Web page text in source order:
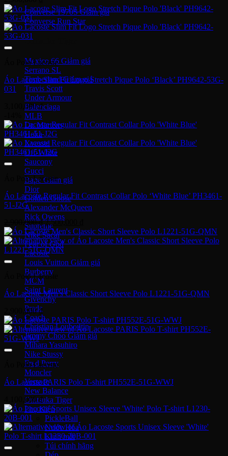
Converse 1970S
Converse Run Star
Onitsuka Tiger
Mexico 66
Serrano SL
Timberland
Travis Scott
Under Armour
Balenciaga
MLB
Dr. Martens
Hoka
Xvessel
Off-White
Saucony
Gucci
Bape
Dior
Golden Goose
Alexander McQueen
Rick Owens
Supreme
Nike Sacai
Fear of God
Lacoste
Louis Vuitton
Burberry
MCM
Saint Laurent
Givenchy
Prada
Coach
Christian Louboutin
Jimmy Choo
Mihara Yasuhiro
Nike Stussy
Fred Perry
Moncler
Versace
New Balance
Onitsuka Tiger
Phụ Kiện
PickleBall
Nước Hoa
Kinh mắt
Túi chính hãng
Áo Polo Lacoste
Áo Lacoste Slim Fit Logo Stretch Pique Polo ‘Black’ PH9642-53G-
031
3,100,000₫
Áo Polo Lacoste
Áo Lacoste Regular Fit Contrast Collar Polo ‘White Blue’ PH3461-
51-J2G
2,900,000₫Giá
gốc
là:
2,900,000 ₫.
2,500,000
hiện
tại
2,500,000 ₫.
Áo Polo Lacoste
Áo Lacoste Men’s Classic Short Sleeve Polo L1221-51G-QMN
2,900,000₫
Áo Polo Lacoste
Áo Lacoste PARIS Polo T-shirt PH552E-51G-WWJ
4,100,000₫